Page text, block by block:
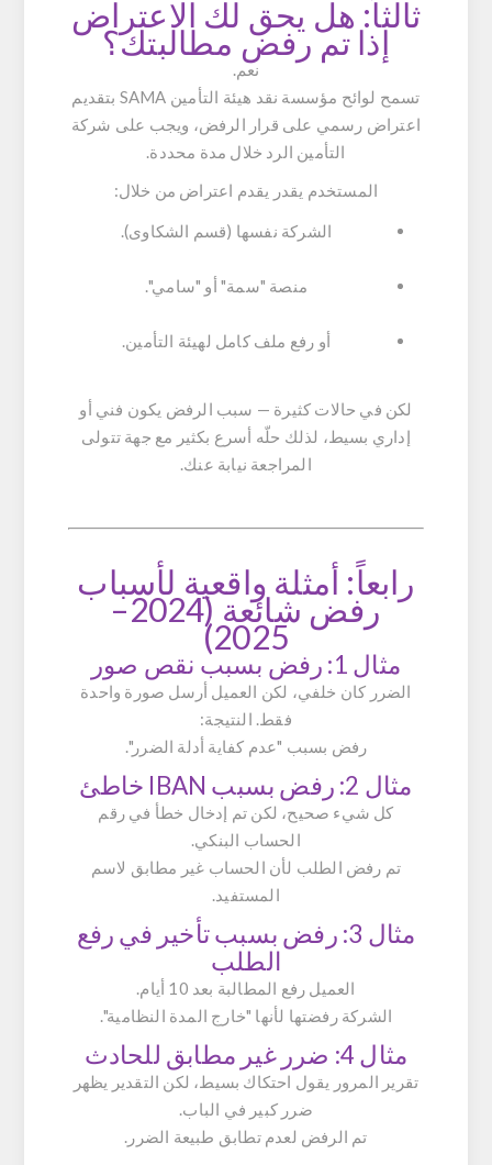
ثالثاً: هل يحق لك الاعتراض
إذا تم رفض مطالبتك؟
نعم.
تسمح لوائح مؤسسة نقد هيئة التأمين SAMA بتقديم
اعتراض رسمي على قرار الرفض، ويجب على شركة
التأمين الرد خلال مدة محددة.
المستخدم يقدر يقدم اعتراض من خلال:
الشركة نفسها (قسم الشكاوى).
منصة "سمة" أو "سامي".
أو رفع ملف كامل لهيئة التأمين.
لكن في حالات كثيرة — سبب الرفض يكون فني أو
إداري بسيط، لذلك حلّه أسرع بكثير مع جهة تتولى
المراجعة نيابة عنك.
رابعاً: أمثلة واقعية لأسباب
رفض شائعة (2024–
2025)
مثال 1: رفض بسبب نقص صور
الضرر كان خلفي، لكن العميل أرسل صورة واحدة
فقط. النتيجة:
رفض بسبب "عدم كفاية أدلة الضرر".
مثال 2: رفض بسبب IBAN خاطئ
كل شيء صحيح، لكن تم إدخال خطأ في رقم
الحساب البنكي.
تم رفض الطلب لأن الحساب غير مطابق لاسم
المستفيد.
مثال 3: رفض بسبب تأخير في رفع
الطلب
العميل رفع المطالبة بعد 10 أيام.
الشركة رفضتها لأنها "خارج المدة النظامية".
مثال 4: ضرر غير مطابق للحادث
تقرير المرور يقول احتكاك بسيط، لكن التقدير يظهر
ضرر كبير في الباب.
تم الرفض لعدم تطابق طبيعة الضرر.